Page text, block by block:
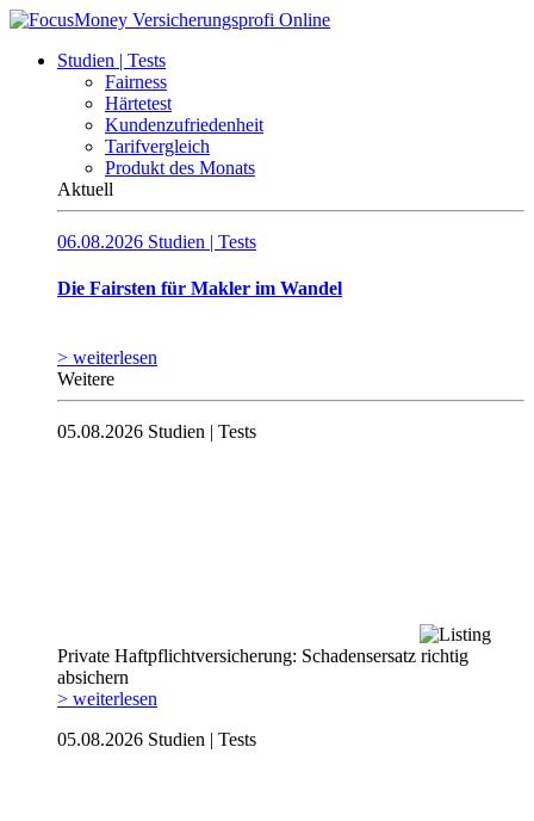
Studien | Tests
Fairness
Härtetest
Kundenzufriedenheit
Tarifvergleich
Produkt des Monats
Aktuell
06.08.2026 Studien | Tests
Die Fairsten für Makler im Wandel
> weiterlesen
Weitere
05.08.2026 Studien | Tests
Private Haftpflicht­versicherung: Schadensersatz richtig
absichern
> weiterlesen
05.08.2026 Studien | Tests